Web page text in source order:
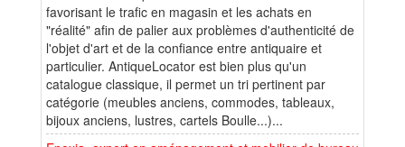
favorisant le trafic en magasin et les achats en
"réalité" afin de palier aux problèmes d'authenticité de
l'objet d'art et de la confiance entre antiquaire et
particulier. AntiqueLocator est bien plus qu'un
catalogue classique, il permet un tri pertinent par
catégorie (meubles anciens, commodes, tableaux,
bijoux anciens, lustres, cartels Boulle...)...